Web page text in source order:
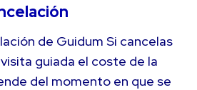
de Guidum Si cancelas
guiada el coste de la
del momento en que se